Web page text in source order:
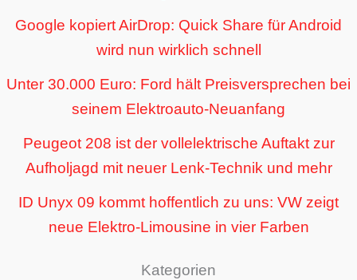
Google kopiert AirDrop: Quick Share für Android
wird nun wirklich schnell
Unter 30.000 Euro: Ford hält Preisversprechen bei
seinem Elektroauto-Neuanfang
Peugeot 208 ist der vollelektrische Auftakt zur
Aufholjagd mit neuer Lenk-Technik und mehr
ID Unyx 09 kommt hoffentlich zu uns: VW zeigt
neue Elektro-Limousine in vier Farben
Kategorien